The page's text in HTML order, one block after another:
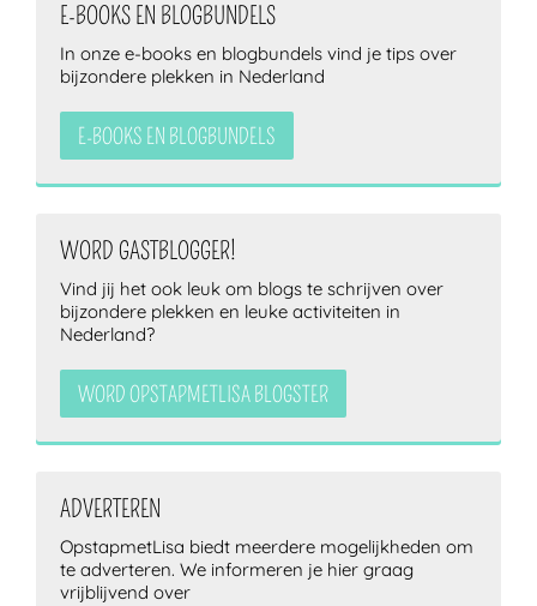
E-BOOKS EN BLOGBUNDELS
In onze e-books en blogbundels vind je tips over
bijzondere plekken in Nederland
E-BOOKS EN BLOGBUNDELS
WORD GASTBLOGGER!
Vind jij het ook leuk om blogs te schrijven over
bijzondere plekken en leuke activiteiten in
Nederland?
WORD OPSTAPMETLISA BLOGSTER
ADVERTEREN
OpstapmetLisa biedt meerdere mogelijkheden om
te adverteren. We informeren je hier graag
vrijblijvend over